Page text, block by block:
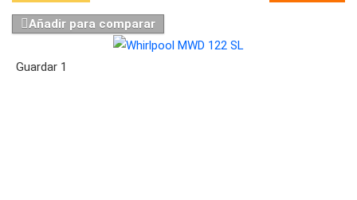
Añadir para comparar
Guardar 1